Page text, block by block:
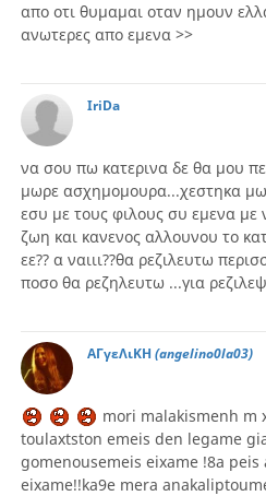
απο οτι θυμαμαι οταν ημουν
ανωτερες απο εμενα >>
IriDa
να σου πω κατερινα δε θα μου
μωρε ασχημομουρα...χεστηκα
εσυ με τους φιλους συ εμενα με
ζωη και κανενος αλλουνου το
εε?? α ναιιι??θα ρεζιλευτω
ποσο θα ρεζηλευτω ...για
ΑΓγεΛιΚΗ (angelino0la03)
mori malakismenh m
toulaxtston emeis den legame
gomenousemeis eixame !8a
eixame!!ka9e mera